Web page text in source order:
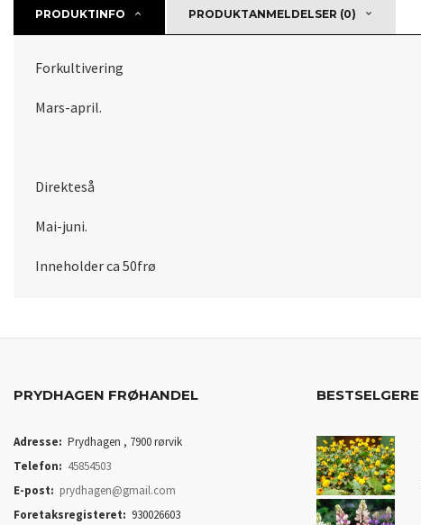
PRODUKTINFO PRODUKTANMELDELSER (0)
Forkultivering
Mars-april.
Direkteså
Mai-juni.
Inneholder ca 50frø
PRYDHAGEN FRØHANDEL
Adresse: Prydhagen , 7900 rørvik
Telefon: 45854503
E-post: prydhagen@gmail.com
Foretaksregisteret: 930026603
BESTSELGERE